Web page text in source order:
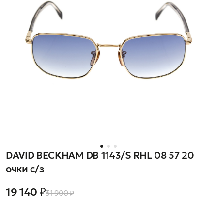
DAVID BECKHAM DB 1143/S RHL 08 57 20
очки с/з
19 140 ₽31 900 ₽